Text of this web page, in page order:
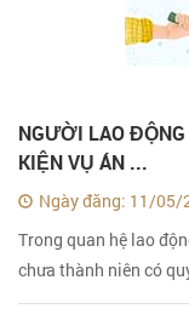
NGƯỜI LAO
KIỆN VỤ ÁN ...
Ngày đăng: 11/05/
Trong quan hệ lao
chưa thành niên có